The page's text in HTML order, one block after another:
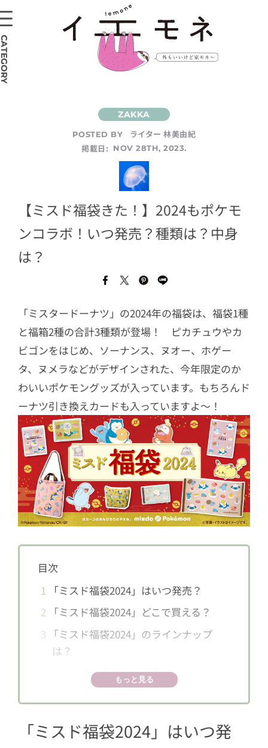
POSTED BY
ライター 林美由紀
掲載日:
NOV 28TH, 2023.
【ミスド福袋きた！】2024もポケモ
ンコラボ！いつ発売？種類は？中身
は？
「ミスタードーナツ」の2024年の福袋は、福袋1種
と福箱2種の合計3種類が登場！ ピカチュウやカ
ビゴンをはじめ、ソーナンス、ヌオー、ホゲー
タ、ヌメラなどがデザインされた、今年限定のか
わいいポケモングッズが入っています。もちろんド
ーナツ引き換えカードも入っていますよ～！
目次
1
「ミスド福袋2024」はいつ発売？
2 「ミスド福袋2024」どこで買える？
3 「ミスド福袋2024」のラインナップ
は？
ミスド福袋 2,400円
4こんなグッズが入ってるよ！
もっと見る
「ミスド福袋2024」はいつ発